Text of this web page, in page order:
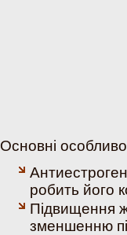
Основні
робить його
Підвищення
зменшенню